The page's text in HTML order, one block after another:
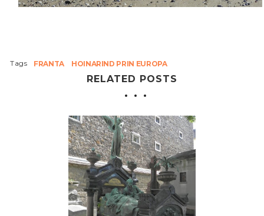
Tags FRANTA HOINARIND PRIN EUROPA
RELATED POSTS